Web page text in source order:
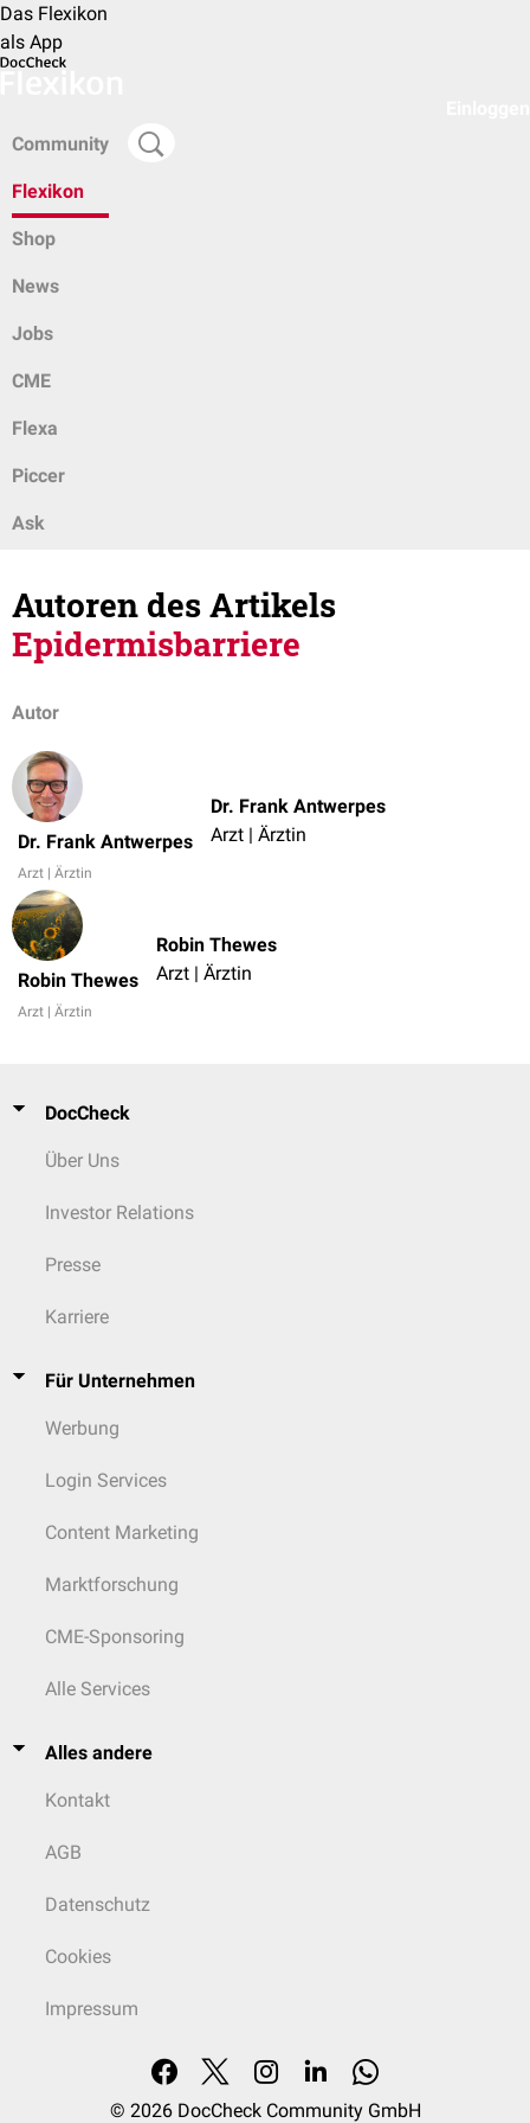
Das Flexikon
als App
Community
Flexikon
Shop
News
Jobs
CME
Flexa
Piccer
Ask
Autoren des Artikels
Epidermisbarriere
Autor
Dr. Frank Antwerpes
Arzt | Ärztin
Dr. Frank Antwerpes
Arzt | Ärztin
Robin Thewes
Arzt | Ärztin
Robin Thewes
Arzt | Ärztin
DocCheck
Über Uns
Investor Relations
Presse
Karriere
Für Unternehmen
Werbung
Login Services
Content Marketing
Marktforschung
CME-Sponsoring
Alle Services
Alles andere
Kontakt
AGB
Datenschutz
Cookies
Impressum
© 2026 DocCheck Community GmbH